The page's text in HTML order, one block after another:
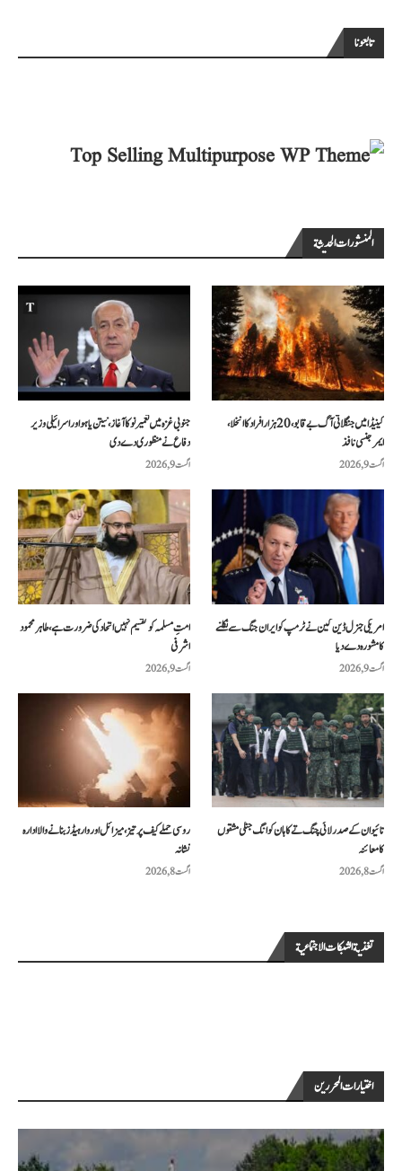
تابعونا
المنشورات الحديثة
جنوبی غزہ میں تعمیر نو کا آغاز، نیتن یاہو اور اسرائیلی وزیر
دفاع نے منظوری دے دی
اگست 9, 2026
کینیڈا میں جنگلاتی آگ بے قابو، 20 ہزار افراد کا انخلا،
ایمرجنسی نافذ
اگست 9, 2026
امتِ مسلمہ کو تقسیم نہیں اتحاد کی ضرورت ہے، طاہر محمود
اشرفی
اگست 9, 2026
امریکی جنرل ڈین کین نے ٹرمپ کو ایران جنگ سے نکلنے
کا مشورہ دے دیا
اگست 9, 2026
روسی حملے کیف پر تیز، میزائل اور وار ہیڈز بنانے والا ادارہ
نشانہ
اگست 8, 2026
تائیوان کے صدر لائی چنگ تے کا ہان کوانگ جنگی مشقوں
کا معائنہ
اگست 8, 2026
تغذية الشبكات الاجتماعية
اختيارات المحررين